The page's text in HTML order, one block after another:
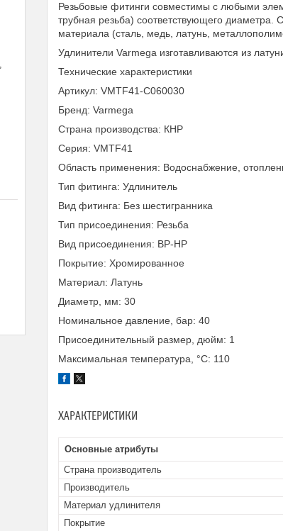
Резьбовые фитинги совместимы с любыми
трубная резьба) соответствующего
материала (сталь, медь, латунь,
Удлинители Varmega изготавливаются из
Технические характеристики
Артикул: VMTF41-C060030
Бренд: Varmega
Страна производства: КНР
Серия: VMTF41
Область применения: Водоснабжение,
Тип фитинга: Удлинитель
Вид фитинга: Без шестигранника
Тип присоединения: Резьба
Вид присоединения: ВР-НР
Покрытие: Хромированное
Материал: Латунь
Диаметр, мм: 30
Номинальное давление, бар: 40
Присоединительный размер, дюйм: 1
Максимальная температура, °С: 110
ХАРАКТЕРИСТИКИ
Основные атрибуты
Страна производитель
Производитель
Материал удлинителя
Покрытие